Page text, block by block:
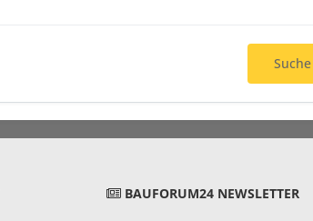
BAUFORUM24 NEWSLETTER